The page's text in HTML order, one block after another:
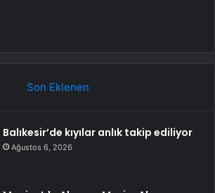
Son Eklenen
Balıkesir’de kıyılar anlık takip ediliyor
Ağustos 6, 2026